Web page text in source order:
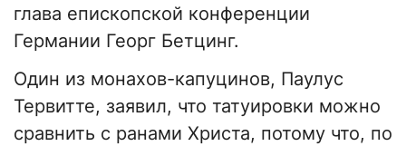
глава епископской конференции
Германии Георг Бетцинг.
Один из монахов-капуцинов, Паулус
Тервитте, заявил, что татуировки можно
сравнить с ранами Христа, потому что, по